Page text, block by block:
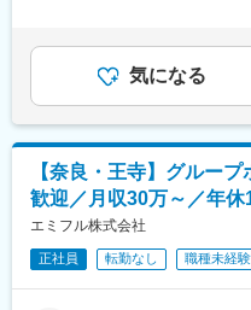
しています。これにより
ライフスタイルに柔軟に
変更の範囲：会社の定め
■業務詳細
・施設スタッフの勤怠
・入居者様の満足度向上
・自治体スタッフや近隣
ション
・ご入居者や、そのご家
※夜間対応や呼び出しな
■入社後の流れ
まずは副施設長として、
リアマネージャー（入社
目）賃金はあくまでも目
可能性があります。月給
気になる
【奈良・王寺】グルー
歓迎／月収30万～／年
エミフル株式会社
正社員 転勤なし 職種未経